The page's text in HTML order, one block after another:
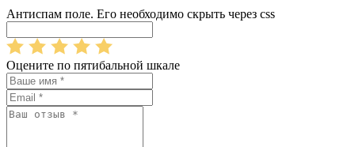
Антиспам поле. Его необходимо скрыть через css
Оцените по пятибальной шкале